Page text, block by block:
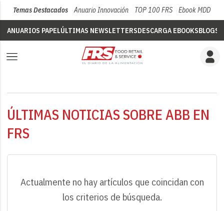
Temas Destacados Anuario Innovación TOP 100 FRS Ebook MDD
ANUARIOS PAPELÚLTIMAS NEWSLETTERSDESCARGA EBOOKSBLOGS
ÚLTIMAS NOTICIAS SOBRE ABB EN
FRS
Actualmente no hay artículos que coincidan con
los criterios de búsqueda.